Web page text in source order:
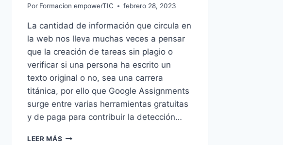
Por Formacion empowerTIC febrero 28, 2023
La cantidad de información que circula en
la web nos lleva muchas veces a pensar
que la creación de tareas sin plagio o
verificar si una persona ha escrito un
texto original o no, sea una carrera
titánica, por ello que Google Assignments
surge entre varias herramientas gratuitas
y de paga para contribuir la detección…
LEER MÁS